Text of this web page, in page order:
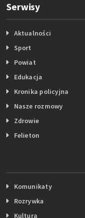
Serwisy
Aktualności
Sport
Powiat
Edukacja
Kronika policyjna
Nasze rozmowy
Zdrowie
Felieton
Komunikaty
Rozrywka
Kultura